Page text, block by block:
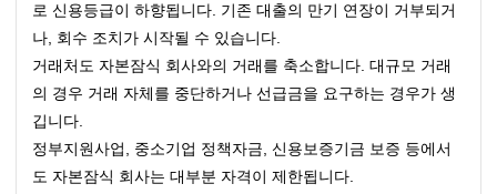
로 신용등급이 하향됩니다. 기존 대출의 만기 연장이 거부되거
나, 회수 조치가 시작될 수 있습니다.
거래처도 자본잠식 회사와의 거래를 축소합니다. 대규모 거래
의 경우 거래 자체를 중단하거나 선급금을 요구하는 경우가 생
깁니다.
정부지원사업, 중소기업 정책자금, 신용보증기금 보증 등에서
도 자본잠식 회사는 대부분 자격이 제한됩니다.